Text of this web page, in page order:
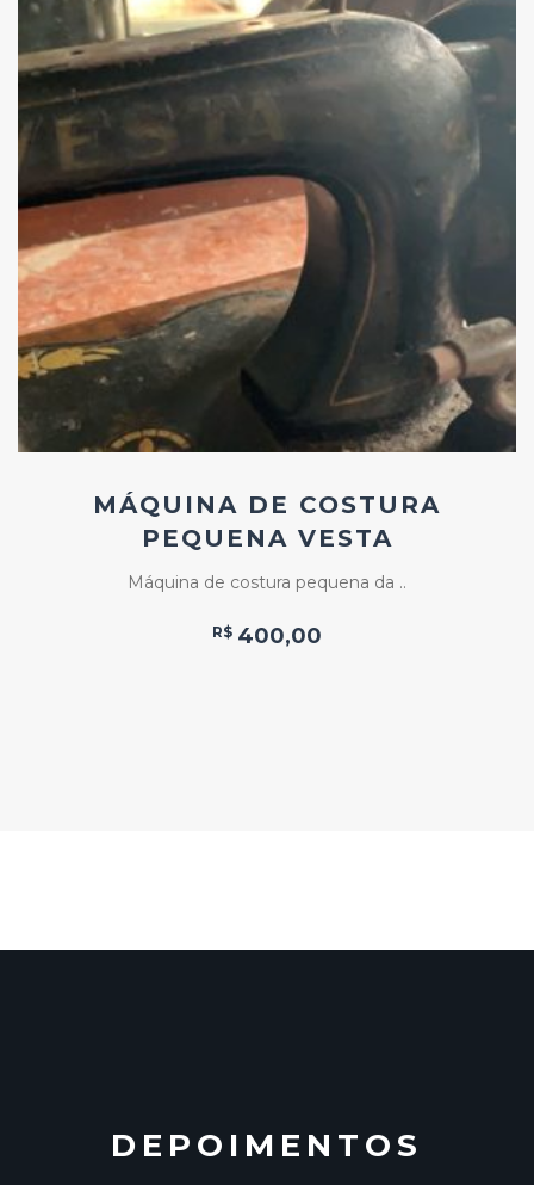
Add
ao
Favoritos
MÁQUINA DE COSTURA
PEQUENA VESTA
Máquina de costura pequena da ..
R$ 400,00
DEPOIMENTOS